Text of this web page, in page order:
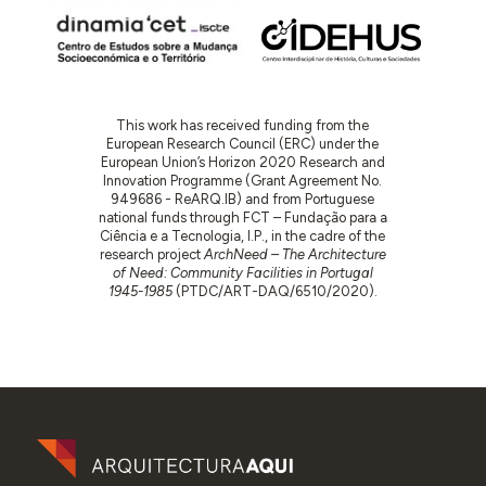
This work has received funding from the
European Research Council (ERC) under the
European Union’s Horizon 2020 Research and
Innovation Programme (Grant Agreement No.
949686 - ReARQ.IB) and from Portuguese
national funds through FCT – Fundação para a
Ciência e a Tecnologia, I.P., in the cadre of the
research project ArchNeed – The Architecture
of Need: Community Facilities in Portugal
1945-1985(PTDC/ART-DAQ/6510/2020).